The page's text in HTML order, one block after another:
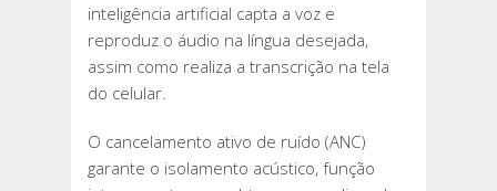
inteligência artificial capta a voz e
reproduz o áudio na língua desejada,
assim como realiza a transcrição na tela
do celular.
O cancelamento ativo de ruído (ANC)
garante o isolamento acústico, função